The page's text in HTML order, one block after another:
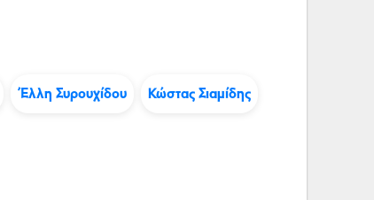
Έλλη Συρουχίδου Κώστας Σιαμίδης